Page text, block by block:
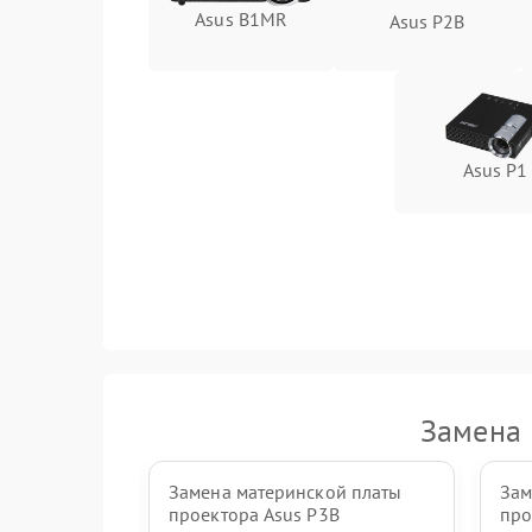
Asus B1MR Asus P2B
Asus P1
Замена
Замена материнской платы
проектора Asus P3B